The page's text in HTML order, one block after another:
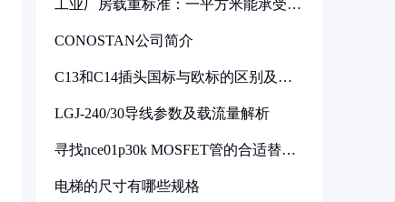
工业厂房载重标准：一平方米能承受多
CONOSTAN公司简介
C13和C14插头国标与欧标的区别及其
LGJ-240/30导线参数及载流量解析
寻找nce01p30k MOSFET管的合适替代
电梯的尺寸有哪些规格